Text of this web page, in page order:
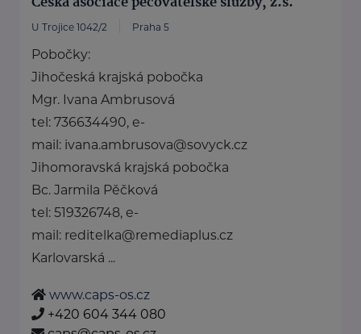
U Trojice 1042/2 Praha 5
Pobočky:
Jihočeská krajská pobočka
Mgr. Ivana Ambrusová
tel: 736634490, e-
mail: ivana.ambrusova@sovyck.cz
Jihomoravská krajská pobočka
Bc. Jarmila Pěčková
tel: 519326748, e-
mail: reditelka@remediaplus.cz
Karlovarská ...
www.caps-os.cz
+420 604 344 080